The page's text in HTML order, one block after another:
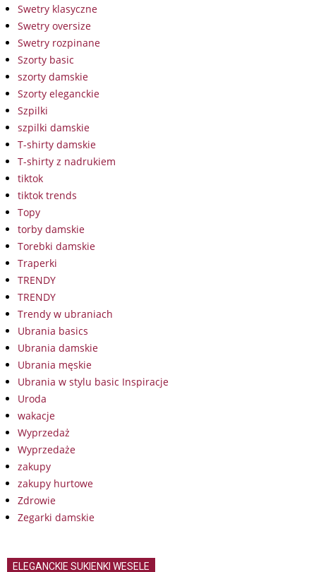
Swetry klasyczne
Swetry oversize
Swetry rozpinane
Szorty basic
szorty damskie
Szorty eleganckie
Szpilki
szpilki damskie
T-shirty damskie
T-shirty z nadrukiem
tiktok
tiktok trends
Topy
torby damskie
Torebki damskie
Traperki
TRENDY
TRENDY
Trendy w ubraniach
Ubrania basics
Ubrania damskie
Ubrania męskie
Ubrania w stylu basic Inspiracje
Uroda
wakacje
Wyprzedaż
Wyprzedaże
zakupy
zakupy hurtowe
Zdrowie
Zegarki damskie
ELEGANCKIE SUKIENKI WESELE